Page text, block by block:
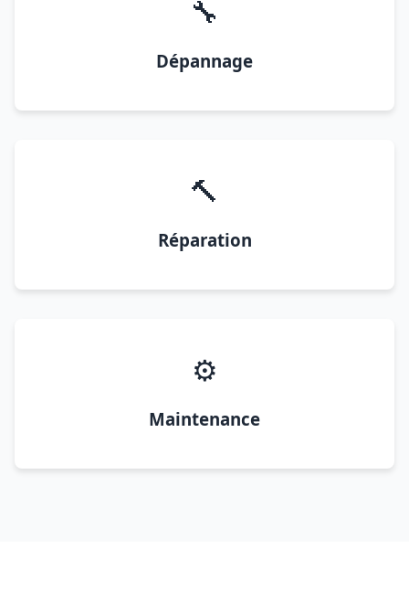
🔧
Dépannage
🔨
Réparation
⚙️
Maintenance